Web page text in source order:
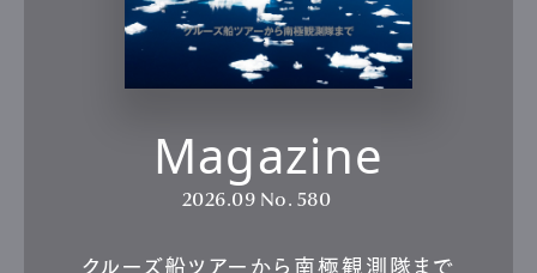
Magazine
2026.09 No. 580
クルーズ船ツアーから南極観測隊まで